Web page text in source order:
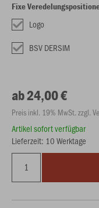
Fixe
Logo
BSV DERSIM
ab 24,00 €
Preis inkl. 19% MwSt. zzgl.
Artikel sofort verfügbar
Lieferzeit: 10 Werktage